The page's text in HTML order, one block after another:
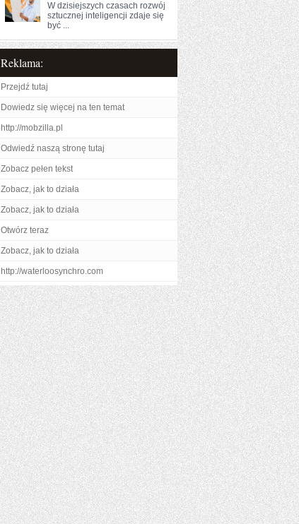
W ‌dzisiejszych czasach rozwój
sztucznej inteligencji zdaje się
być ...
Reklama:
Przejdź tutaj
Dowiedz się więcej na ten temat
http://mobzilla.pl
Odwiedź naszą stronę tutaj
Zobacz pełen tekst
Zobacz, jak to działa
Zobacz, jak to działa
Otwórz teraz
Zobacz, jak to działa
http://waterloosynchro.com